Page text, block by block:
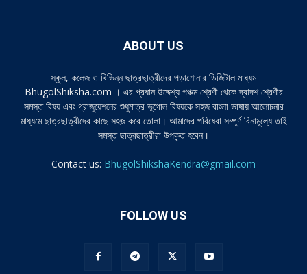
ABOUT US
স্কুল, কলেজ ও বিভিন্ন ছাত্রছাত্রীদের পড়াশোনার ডিজিটাল মাধ্যম
BhugolShiksha.com । এর প্রধান উদ্দেশ্য পঞ্চম শ্রেণী থেকে দ্বাদশ শ্রেণীর
সমস্ত বিষয় এবং গ্রাজুয়েশনের শুধুমাত্র ভূগোল বিষয়কে সহজ বাংলা ভাষায় আলোচনার
মাধ্যমে ছাত্রছাত্রীদের কাছে সহজ করে তোলা। আমাদের পরিষেবা সম্পূর্ণ বিনামূল্যে তাই
সমস্ত ছাত্রছাত্রীরা উপকৃত হবেন।
Contact us: BhugolShikshaKendra@gmail.com
FOLLOW US